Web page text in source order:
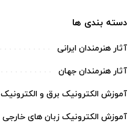
دسته بندی ها
آثار هنرمندان ایرانی
آثار هنرمندان جهان
آموزش الکترونیک برق و الکترونیک
آموزش الکترونیک زبان های خارجی